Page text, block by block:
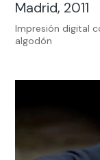
Madrid, 2011
Impresión digital
algodón